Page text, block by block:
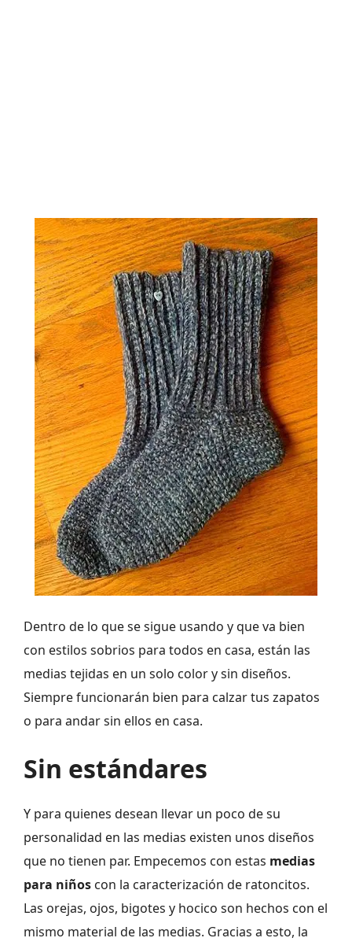
Dentro de lo que se sigue usando y que va bien
con estilos sobrios para todos en casa, están las
medias tejidas en un solo color y sin diseños.
Siempre funcionarán bien para calzar tus zapatos
o para andar sin ellos en casa.
Sin estándares
Y para quienes desean llevar un poco de su
personalidad en las medias existen unos diseños
que no tienen par. Empecemos con estas medias
para niños con la caracterización de ratoncitos.
Las orejas, ojos, bigotes y hocico son hechos con el
mismo material de las medias. Gracias a esto, la